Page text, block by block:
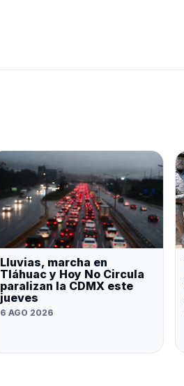
Lluvias, marcha en
Tláhuac y Hoy No Circula
paralizan la CDMX este
jueves
6 AGO 2026